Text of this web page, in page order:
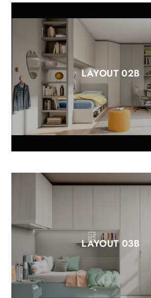
LAYOUT 02B
LAYOUT 03B